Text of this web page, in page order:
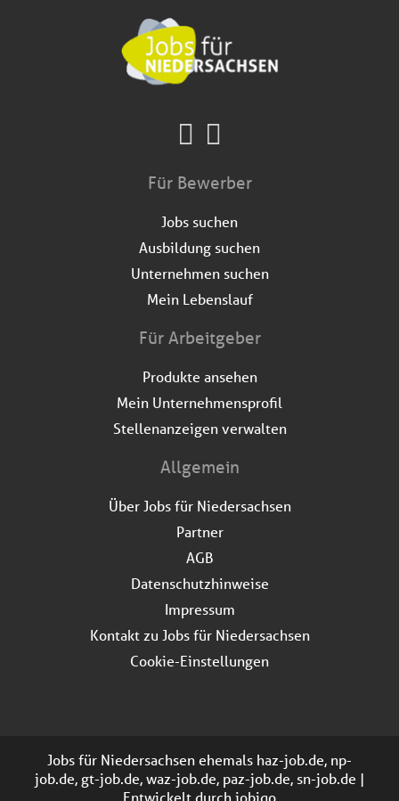
Für Bewerber
Jobs suchen
Ausbildung suchen
Unternehmen suchen
Mein Lebenslauf
Für Arbeitgeber
Produkte ansehen
Mein Unternehmensprofil
Stellenanzeigen verwalten
Allgemein
Über Jobs für Niedersachsen
Partner
AGB
Datenschutzhinweise
Impressum
Kontakt zu Jobs für Niedersachsen
Cookie-Einstellungen
Jobs für Niedersachsen ehemals haz-job.de, np-
job.de, gt-job.de, waz-job.de, paz-job.de, sn-job.de |
Entwickelt durchjobiqo